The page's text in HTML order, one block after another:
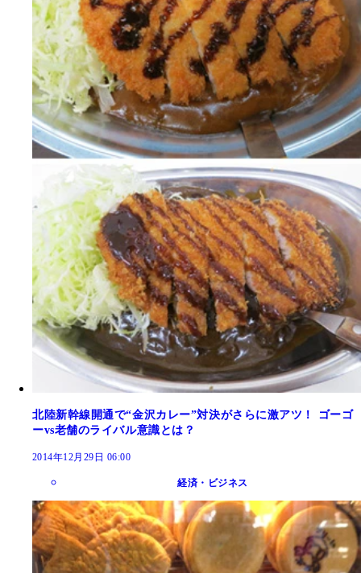
北陸新幹線開通で“金沢カレー”対決がさらに激アツ！ ゴーゴ
ーvs老舗のライバル意識とは？
2014年12月29日 06:00
経済・ビジネス